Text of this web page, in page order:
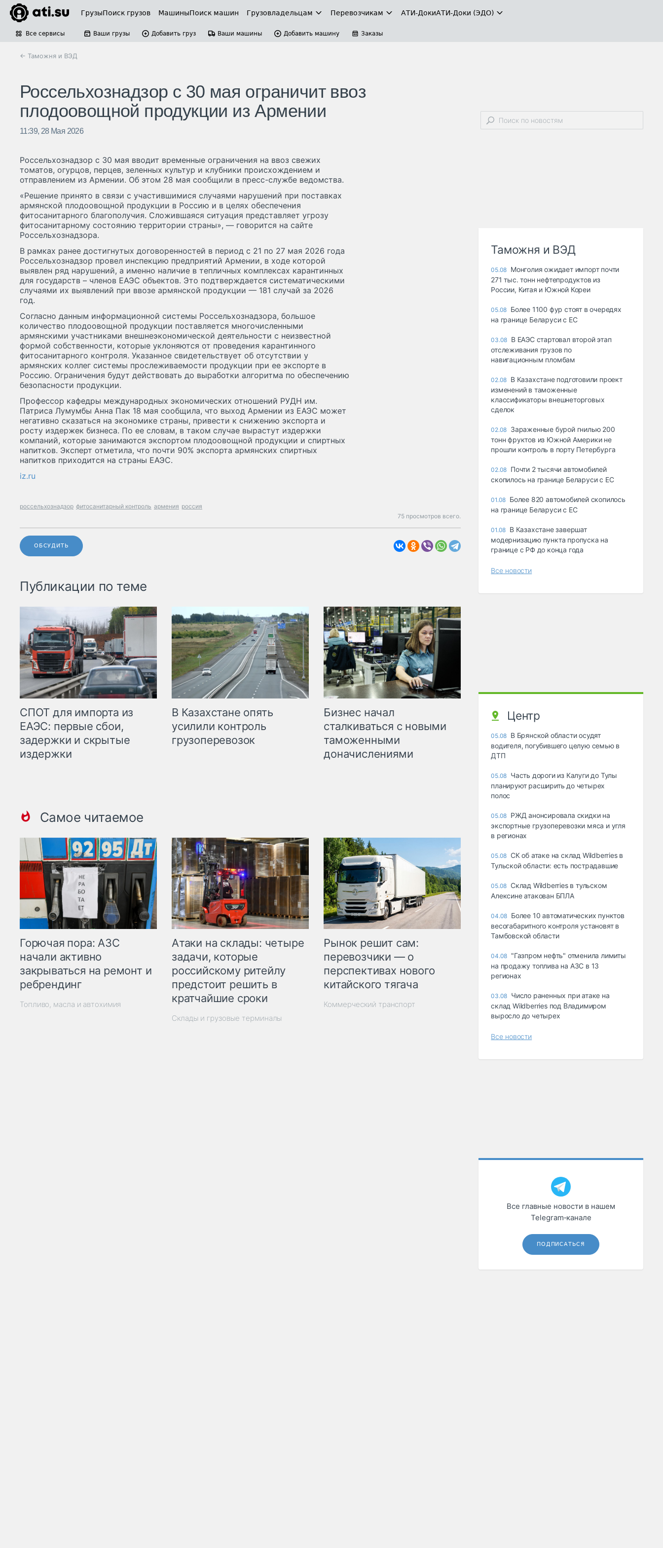
ГрузыПоиск грузов МашиныПоиск машин Грузовладельцам Перевозчикам АТИ-ДокиАТИ-Доки (ЭДО)
Все сервисы Ваши грузы Добавить груз Ваши машины Добавить машину Заказы
← Таможня и ВЭД
Россельхознадзор с 30 мая ограничит ввоз
плодоовощной продукции из Армении
11:39, 28 Мая 2026
Россельхознадзор с 30 мая вводит временные ограничения на ввоз свежих
томатов, огурцов, перцев, зеленных культур и клубники происхождением и
отправлением из Армении. Об этом 28 мая сообщили в пресс-службе ведомства.
«Решение принято в связи с участившимися случаями нарушений при поставках
армянской плодоовощной продукции в Россию и в целях обеспечения
фитосанитарного благополучия. Сложившаяся ситуация представляет угрозу
фитосанитарному состоянию территории страны», — говорится на сайте
Россельхознадзора.
В рамках ранее достигнутых договоренностей в период с 21 по 27 мая 2026 года
Россельхознадзор провел инспекцию предприятий Армении, в ходе которой
выявлен ряд нарушений, а именно наличие в тепличных комплексах карантинных
для государств – членов ЕАЭС объектов. Это подтверждается систематическими
случаями их выявлений при ввозе армянской продукции — 181 случай за 2026
год.
Согласно данным информационной системы Россельхознадзора, большое
количество плодоовощной продукции поставляется многочисленными
армянскими участниками внешнеэкономической деятельности с неизвестной
формой собственности, которые уклоняются от проведения карантинного
фитосанитарного контроля. Указанное свидетельствует об отсутствии у
армянских коллег системы прослеживаемости продукции при ее экспорте в
Россию. Ограничения будут действовать до выработки алгоритма по обеспечению
безопасности продукции.
Профессор кафедры международных экономических отношений РУДН им.
Патриса Лумумбы Анна Пак 18 мая сообщила, что выход Армении из ЕАЭС может
негативно сказаться на экономике страны, привести к снижению экспорта и
росту издержек бизнеса. По ее словам, в таком случае вырастут издержки
компаний, которые занимаются экспортом плодоовощной продукции и спиртных
напитков. Эксперт отметила, что почти 90% экспорта армянских спиртных
напитков приходится на страны ЕАЭС.
iz.ru
россельхознадзор фитосанитарный контроль армения россия
75 просмотров всего.
ОБСУДИТЬ
Публикации по теме
СПОТ для импорта из
ЕАЭС: первые сбои,
задержки и скрытые
издержки
В Казахстане опять
усилили контроль
грузоперевозок
Бизнес начал
сталкиваться с новыми
таможенными
доначислениями
Самое читаемое
Горючая пора: АЗС
начали активно
закрываться на ремонт и
ребрендинг
Топливо, масла и автохимия
Атаки на склады: четыре
задачи, которые
российскому ритейлу
предстоит решить в
кратчайшие сроки
Склады и грузовые терминалы
Рынок решит сам:
перевозчики — о
перспективах нового
китайского тягача
Коммерческий транспорт
Таможня и ВЭД
05.08 Монголия ожидает импорт почти
271 тыс. тонн нефтепродуктов из
России, Китая и Южной Кореи
05.08 Более 1100 фур стоят в очередях
на границе Беларуси с ЕС
03.08 В ЕАЭС стартовал второй этап
отслеживания грузов по
навигационным пломбам
02.08 В Казахстане подготовили проект
изменений в таможенные
классификаторы внешнеторговых
сделок
02.08 Зараженные бурой гнилью 200
тонн фруктов из Южной Америки не
прошли контроль в порту Петербурга
02.08 Почти 2 тысячи автомобилей
скопилось на границе Беларуси с ЕС
01.08 Более 820 автомобилей скопилось
на границе Беларуси с ЕС
01.08 В Казахстане завершат
модернизацию пункта пропуска на
границе с РФ до конца года
Все новости
Центр
05.08 В Брянской области осудят
водителя, погубившего целую семью в
ДТП
05.08 Часть дороги из Калуги до Тулы
планируют расширить до четырех
полос
05.08 РЖД анонсировала скидки на
экспортные грузоперевозки мяса и угля
в регионах
05.08 СК об атаке на склад Wildberries в
Тульской области: есть пострадавшие
05.08 Склад Wildberries в тульском
Алексине атакован БПЛА
04.08 Более 10 автоматических пунктов
весогабаритного контроля установят в
Тамбовской области
04.08 "Газпром нефть" отменила лимиты
на продажу топлива на АЗС в 13
регионах
03.08 Число раненных при атаке на
склад Wildberries под Владимиром
выросло до четырех
Все новости
Все главные новости в нашем
Telegram‑канале
ПОДПИСАТЬСЯ